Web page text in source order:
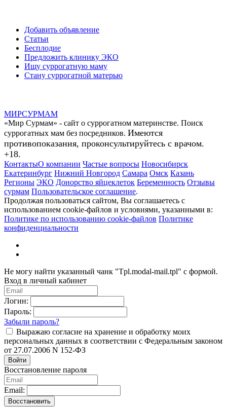
Добавить объявление
Статьи
Бесплодие
Предложить клинику ЭКО
Ищу суррогатную маму
Стану суррогатной матерью
МИРСУРМАМ
«Мир Сурмам» - сайт о суррогатном материнстве. Поиск
суррогатных мам без посредников. Имеются
противопоказания, проконсультируйтесь с врачом.
+18.
КонтактыО компании Частые вопросы Новосибирск
Екатеринбург Нижний Новгород Самара Омск Казань
Регионы ЭКО Донорство яйцеклеток Беременность Отзывы
сурмам Пользовательское соглашение.
Продолжая пользоваться сайтом, Вы соглашаетесь с
использованием cookie-файлов и условиями, указанными в:
Политике по использованию cookie-файлов Политике
конфиденциальности
Не могу найти указанный чанк "Tpl.modal-mail.tpl" с формой.
Вход в личный кабинет
Логин:
Пароль:
Забыли пароль?
Выражаю согласие на хранение и обработку моих
персональных данных в соответствии с Федеральным законом
от 27.07.2006 N 152-ФЗ
Войти
Восстановление пароля
Email:
Восстановить